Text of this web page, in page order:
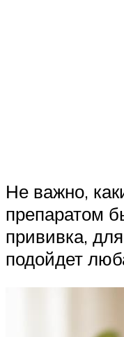
Не важно,
препаратом
прививка,
подойдет